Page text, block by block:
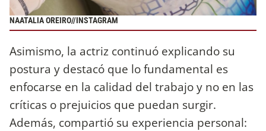
NAATALIA OREIRO//INSTAGRAM
Asimismo, la actriz continuó explicando su
postura y destacó que lo fundamental es
enfocarse en la calidad del trabajo y no en las
críticas o prejuicios que puedan surgir.
Además, compartió su experiencia personal: